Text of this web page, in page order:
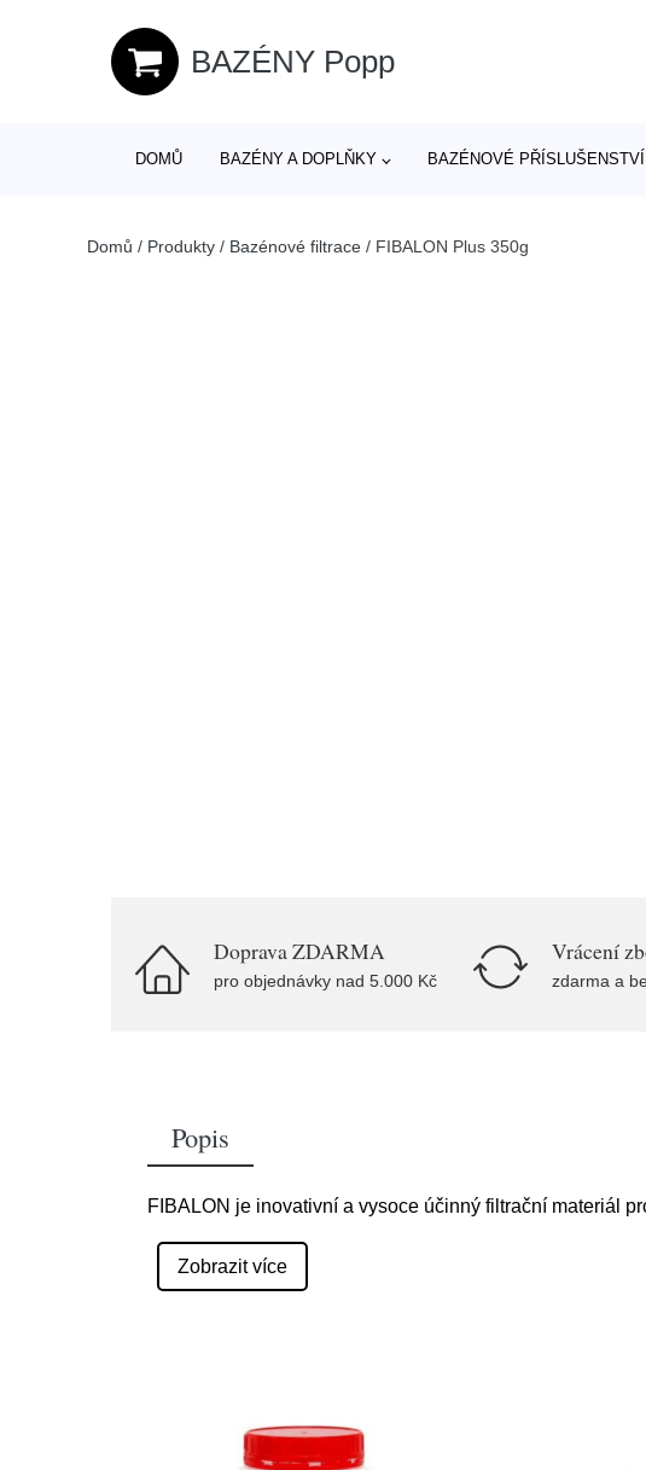
BAZÉNY Popp
DOMŮ BAZÉNY A DOPLŇKY BAZÉNOVÉ PŘÍSLUŠENSTVÍ
Domů / Produkty / Bazénové filtrace / FIBALON Plus 350g
Doprava ZDARMA
pro objednávky nad 5.000 Kč
Vrácení
zdarma a
Popis
FIBALON je inovativní a vysoce účinný filtrační materiál
Zobrazit více